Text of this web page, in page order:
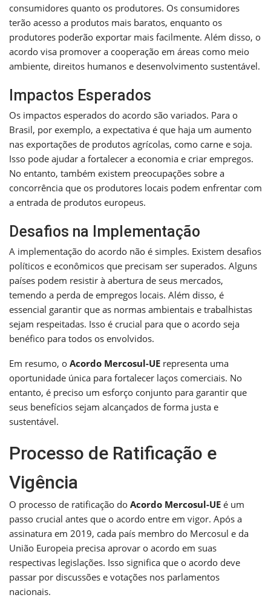
consumidores quanto os produtores. Os consumidores
terão acesso a produtos mais baratos, enquanto os
produtores poderão exportar mais facilmente. Além disso, o
acordo visa promover a cooperação em áreas como meio
ambiente, direitos humanos e desenvolvimento sustentável.
Impactos Esperados
Os impactos esperados do acordo são variados. Para o
Brasil, por exemplo, a expectativa é que haja um aumento
nas exportações de produtos agrícolas, como carne e soja.
Isso pode ajudar a fortalecer a economia e criar empregos.
No entanto, também existem preocupações sobre a
concorrência que os produtores locais podem enfrentar com
a entrada de produtos europeus.
Desafios na Implementação
A implementação do acordo não é simples. Existem desafios
políticos e econômicos que precisam ser superados. Alguns
países podem resistir à abertura de seus mercados,
temendo a perda de empregos locais. Além disso, é
essencial garantir que as normas ambientais e trabalhistas
sejam respeitadas. Isso é crucial para que o acordo seja
benéfico para todos os envolvidos.
Em resumo, o Acordo Mercosul-UE representa uma
oportunidade única para fortalecer laços comerciais. No
entanto, é preciso um esforço conjunto para garantir que
seus benefícios sejam alcançados de forma justa e
sustentável.
Processo de Ratificação e
Vigência
O processo de ratificação do Acordo Mercosul-UE é um
passo crucial antes que o acordo entre em vigor. Após a
assinatura em 2019, cada país membro do Mercosul e da
União Europeia precisa aprovar o acordo em suas
respectivas legislações. Isso significa que o acordo deve
passar por discussões e votações nos parlamentos
nacionais.